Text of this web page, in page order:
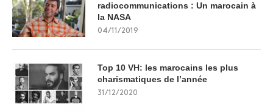
radiocommunications : Un marocain à
la NASA
04/11/2019
Top 10 VH: les marocains les plus
charismatiques de l’année
31/12/2020